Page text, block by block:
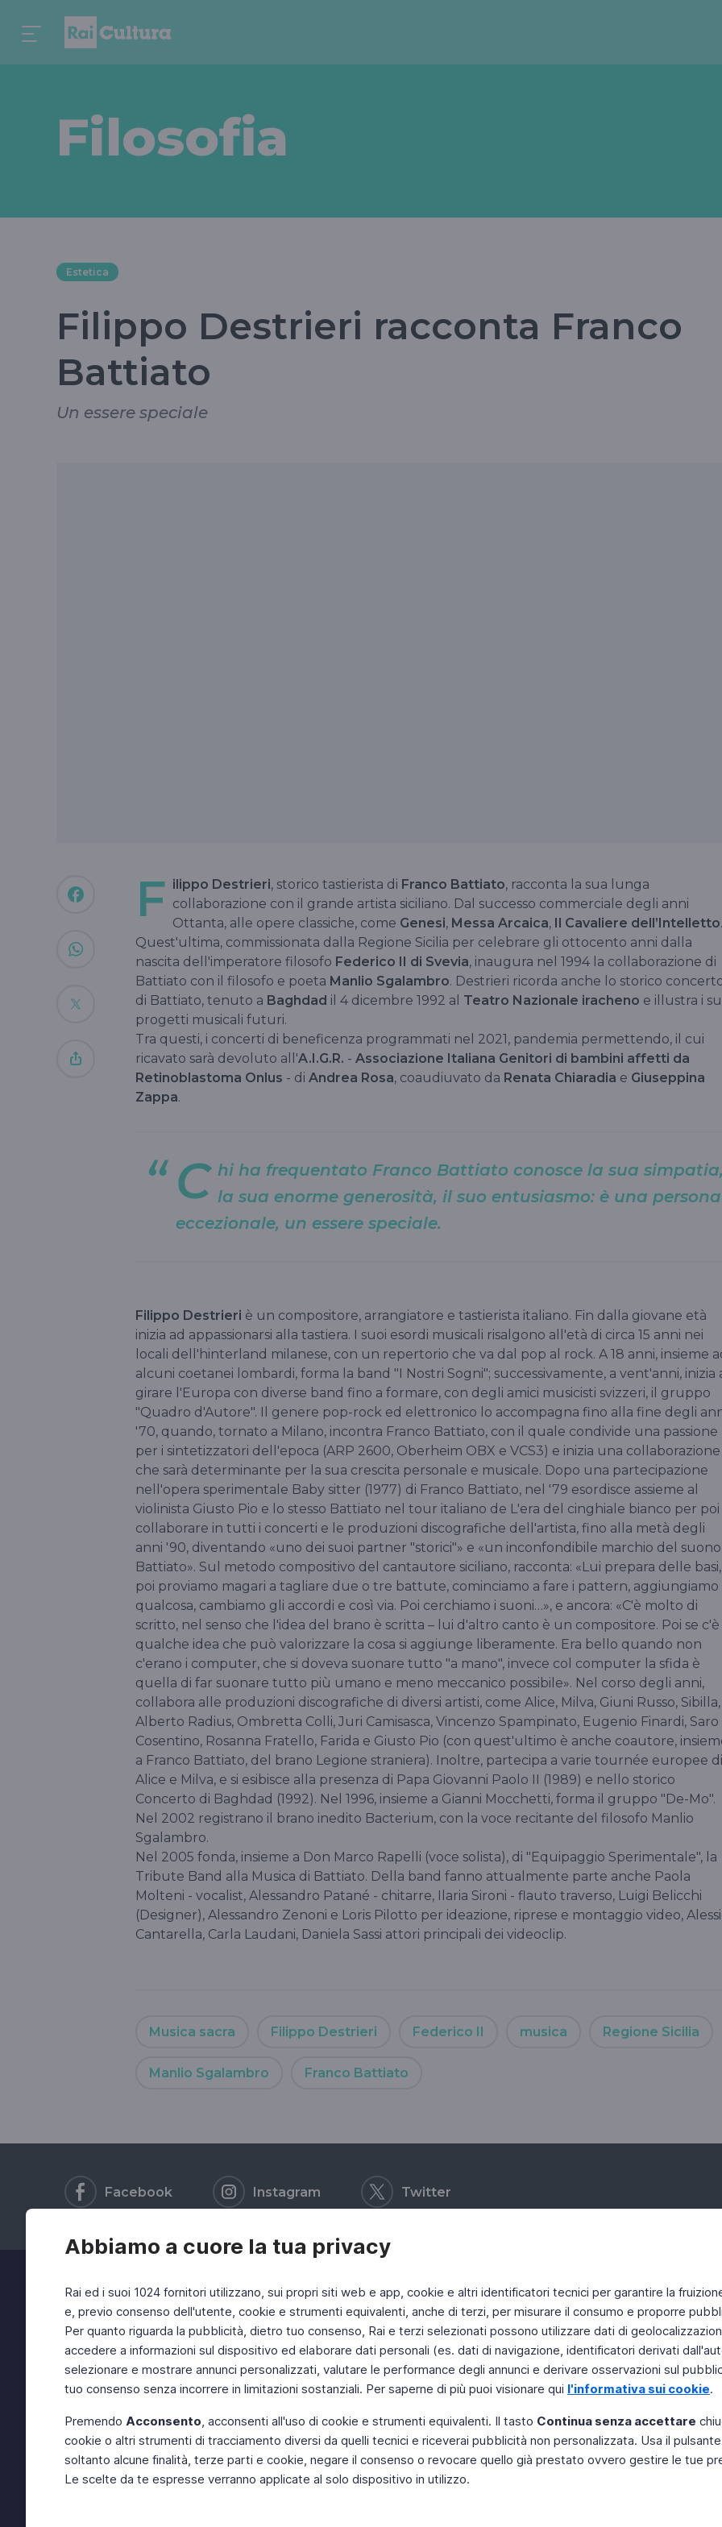
Abbiamo a cuore la tua privacy
Rai ed i suoi 1024 fornitori utilizzano, sui propri siti web e app, cookie e altri identificatori tecnici per garantire la
e, previo consenso dell'utente, cookie e strumenti equivalenti, anche di terzi, per misurare il consumo e proporre
Per quanto riguarda la pubblicità, dietro tuo consenso, Rai e terzi selezionati possono utilizzare dati di
accedere a informazioni sul dispositivo ed elaborare dati personali (es. dati di navigazione, identificatori derivati
selezionare e mostrare annunci personalizzati, valutare le performance degli annunci e derivare osservazioni sul
tuo consenso senza incorrere in limitazioni sostanziali. Per saperne di più puoi visionare qui l'informativa sui cookie.
Premendo Acconsento, acconsenti all'uso di cookie e strumenti equivalenti. Il tasto Continua senza accettare
cookie o altri strumenti di tracciamento diversi da quelli tecnici e riceverai pubblicità non personalizzata. Usa il
soltanto alcune finalità, terze parti e cookie, negare il consenso o revocare quello già prestato ovvero gestire le tue
Le scelte da te espresse verranno applicate al solo dispositivo in utilizzo.
Filosofia
Estetica
Filippo Destrieri racconta Franco
Battiato
Un essere speciale
F ilippo Destrieri, storico tastierista di Franco Battiato, racconta la sua lunga
collaborazione con il grande artista siciliano. Dal successo commerciale degli anni
Ottanta, alle opere classiche, come Genesi, Messa Arcaica, Il Cavaliere dell’Intelletto.
Quest'ultima, commissionata dalla Regione Sicilia per celebrare gli ottocento anni dalla
nascita dell'imperatore filosofo Federico II di Svevia, inaugura nel 1994 la collaborazione di
Battiato con il filosofo e poeta Manlio Sgalambro. Destrieri ricorda anche lo storico
di Battiato, tenuto a Baghdad il 4 dicembre 1992 al Teatro Nazionale iracheno e illustra i
progetti musicali futuri.
Tra questi, i concerti di beneficenza programmati nel 2021, pandemia permettendo, il cui
ricavato sarà devoluto all'A.I.G.R. - Associazione Italiana Genitori di bambini affetti da
Retinoblastoma Onlus - di Andrea Rosa, coaudiuvato da Renata Chiaradia e Giuseppina
Zappa.
C hi ha frequentato Franco Battiato conosce la sua
la sua enorme generosità, il suo entusiasmo: è una persona
eccezionale, un essere speciale.
Filippo Destrieri è un compositore, arrangiatore e tastierista italiano. Fin dalla giovane età
inizia ad appassionarsi alla tastiera. I suoi esordi musicali risalgono all'età di circa 15 anni nei
locali dell'hinterland milanese, con un repertorio che va dal pop al rock. A 18 anni, insieme
alcuni coetanei lombardi, forma la band "I Nostri Sogni"; successivamente, a vent'anni, inizia
girare l'Europa con diverse band fino a formare, con degli amici musicisti svizzeri, il gruppo
"Quadro d'Autore". Il genere pop-rock ed elettronico lo accompagna fino alla fine degli
'70, quando, tornato a Milano, incontra Franco Battiato, con il quale condivide una passione
per i sintetizzatori dell'epoca (ARP 2600, Oberheim OBX e VCS3) e inizia una collaborazione
che sarà determinante per la sua crescita personale e musicale. Dopo una partecipazione
nell'opera sperimentale Baby sitter (1977) di Franco Battiato, nel '79 esordisce assieme al
violinista Giusto Pio e lo stesso Battiato nel tour italiano de L'era del cinghiale bianco per poi
collaborare in tutti i concerti e le produzioni discografiche dell'artista, fino alla metà degli
anni '90, diventando «uno dei suoi partner "storici"» e «un inconfondibile marchio del suono
Battiato». Sul metodo compositivo del cantautore siciliano, racconta: «Lui prepara delle basi,
poi proviamo magari a tagliare due o tre battute, cominciamo a fare i pattern, aggiungiamo
qualcosa, cambiamo gli accordi e così via. Poi cerchiamo i suoni…», e ancora: «C'è molto di
scritto, nel senso che l'idea del brano è scritta – lui d'altro canto è un compositore. Poi se c'è
qualche idea che può valorizzare la cosa si aggiunge liberamente. Era bello quando non
c'erano i computer, che si doveva suonare tutto "a mano", invece col computer la sfida è
quella di far suonare tutto più umano e meno meccanico possibile». Nel corso degli anni,
collabora alle produzioni discografiche di diversi artisti, come Alice, Milva, Giuni Russo, Sibilla,
Alberto Radius, Ombretta Colli, Juri Camisasca, Vincenzo Spampinato, Eugenio Finardi, Saro
Cosentino, Rosanna Fratello, Farida e Giusto Pio (con quest'ultimo è anche coautore,
a Franco Battiato, del brano Legione straniera). Inoltre, partecipa a varie tournée europee di
Alice e Milva, e si esibisce alla presenza di Papa Giovanni Paolo II (1989) e nello storico
Concerto di Baghdad (1992). Nel 1996, insieme a Gianni Mocchetti, forma il gruppo "De-Mo".
Nel 2002 registrano il brano inedito Bacterium, con la voce recitante del filosofo Manlio
Sgalambro.
Nel 2005 fonda, insieme a Don Marco Rapelli (voce solista), di "Equipaggio Sperimentale", la
Tribute Band alla Musica di Battiato. Della band fanno attualmente parte anche Paola
Molteni - vocalist, Alessandro Patané - chitarre, Ilaria Sironi - flauto traverso, Luigi Belicchi
(Designer), Alessandro Zenoni e Loris Pilotto per ideazione, riprese e montaggio video,
Cantarella, Carla Laudani, Daniela Sassi attori principali dei videoclip.
Musica sacra Filippo Destrieri Federico II musica Regione Sicilia
Manlio Sgalambro Franco Battiato
Facebook Instagram Twitter